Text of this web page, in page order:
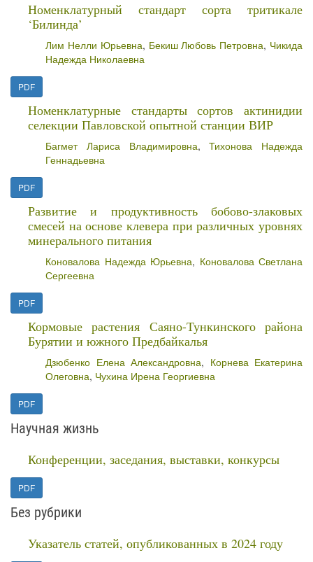
Номенклатурный стандарт сорта тритикале
‘Билинда’
Лим Нелли Юрьевна, Бекиш Любовь Петровна, Чикида
Надежда Николаевна
PDF
Номенклатурные стандарты сортов актинидии
селекции Павловской опытной станции ВИР
Багмет Лариса Владимировна,Тихонова Надежда
Геннадьевна
PDF
Развитие и продуктивность бобово-злаковых
смесей на основе клевера при различных уровнях
минерального питания
Коновалова Надежда Юрьевна, Коновалова Светлана
Сергеевна
PDF
Кормовые растения Саяно-Тункинского района
Бурятии и южного Предбайкалья
Дзюбенко Елена Александровна, Корнева Екатерина
Олеговна, Чухина Ирена Георгиевна
PDF
Научная жизнь
Конференции, заседания, выставки, конкурсы
PDF
Без рубрики
Указатель статей, опубликованных в 2024 году